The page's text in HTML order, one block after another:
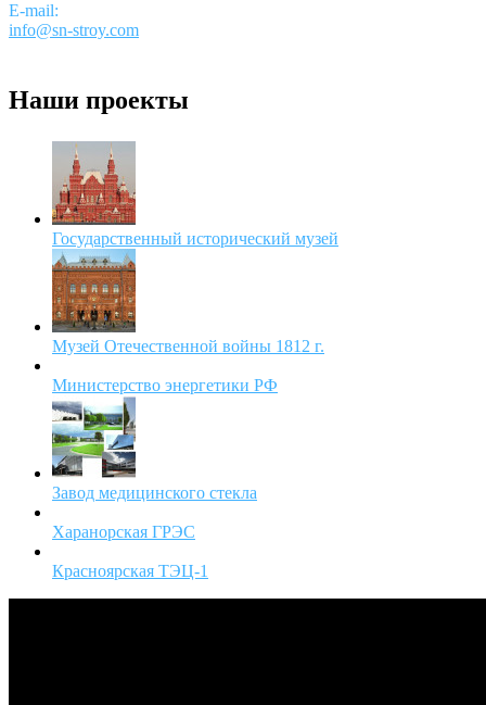
E-mail:
info@sn-stroy.com
Наши проекты
Государственный исторический музей
Музей Отечественной войны 1812 г.
Министерство энергетики РФ
Завод медицинского стекла
Харанорская ГРЭС
Красноярская ТЭЦ-1